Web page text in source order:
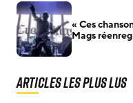
« Ces
Mags
Articles les plus lus